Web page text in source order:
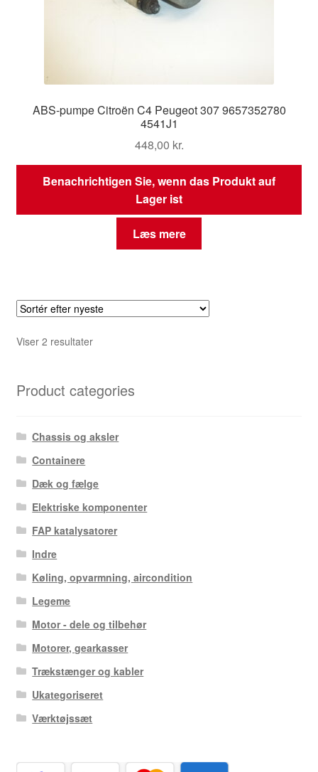
ABS-pumpe Citroën C4 Peugeot 307 9657352780
4541J1
448,00 kr.
Benachrichtigen Sie, wenn das Produkt auf
Lager ist
Læs mere
Viser 2 resultaterSorteret
Product categories
Chassis og aksler
Containere
Dæk og fælge
Elektriske komponenter
FAP katalysatorer
Indre
Køling, opvarmning, aircondition
Legeme
Motor - dele og tilbehør
Motorer, gearkasser
Trækstænger og kabler
Ukategoriseret
Værktøjssæt